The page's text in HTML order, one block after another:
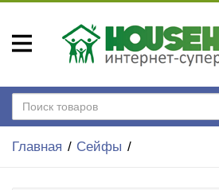
Главная Сейфы